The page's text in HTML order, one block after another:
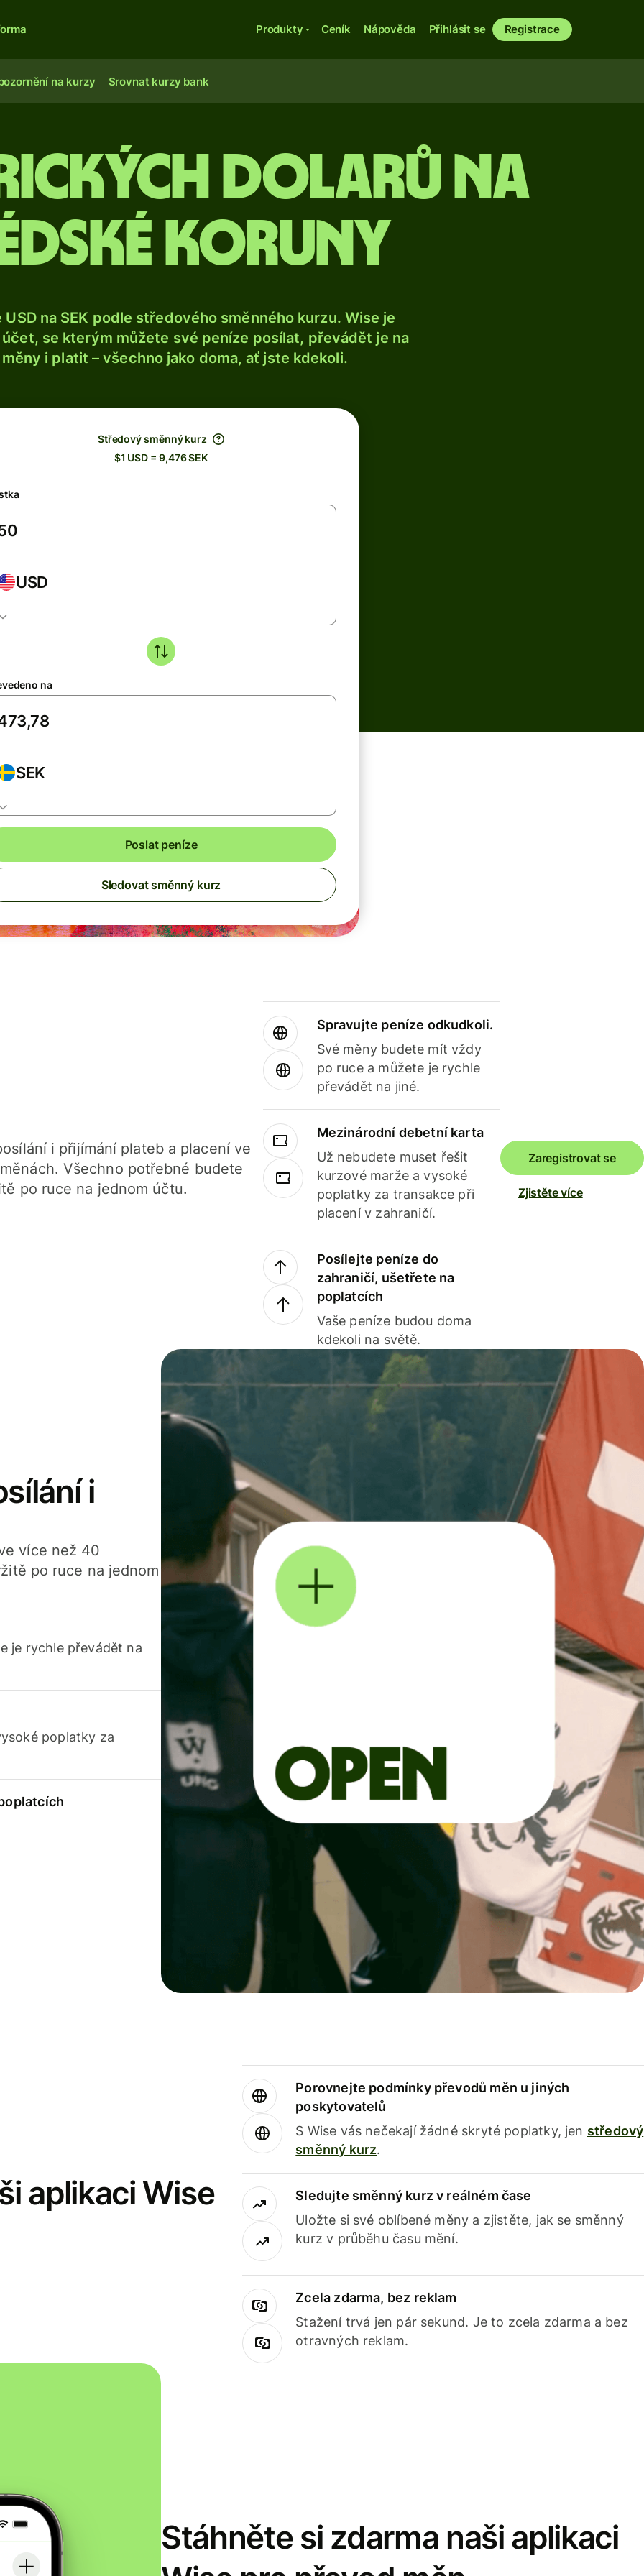
Produkty Ceník Nápověda Přihlásit se Registrace
na kurzy Srovnat kurzy bank
dolarů na
koruny
na SEK podle středového směnného kurzu. Wise je
se kterým můžete své peníze posílat, převádět je na
i platit – všechno jako doma, ať jste kdekoli.
Středový směnný kurz
$1 USD = 9,476 SEK
USD
na
SEK
Poslat peníze
Sledovat směnný kurz
i přijímání plateb a placení ve
Všechno potřebné budete
po ruce na jednom účtu.
Spravujte peníze odkudkoli.
Své měny budete mít vždy
po ruce a můžete je rychle
převádět na jiné.
Mezinárodní debetní karta
Už nebudete muset řešit
kurzové marže a vysoké
poplatky za transakce při
placení v zahraničí.
Posílejte peníze do
zahraničí, ušetřete na
poplatcích
Vaše peníze budou doma
kdekoli na světě.
Zaregistrovat se
Zjistěte více
i
více než 40
po ruce na jednom
je rychle převádět na
poplatky za
aplikaci Wise
Porovnejte podmínky převodů měn u jiných
poskytovatelů
S Wise vás nečekají žádné skryté poplatky, jen středový
směnný kurz.
Sledujte směnný kurz v reálném čase
Uložte si své oblíbené měny a zjistěte, jak se směnný
kurz v průběhu času mění.
Zcela zdarma, bez reklam
Stažení trvá jen pár sekund. Je to zcela zdarma a bez
otravných reklam.
Stáhněte si zdarma naši aplikaci